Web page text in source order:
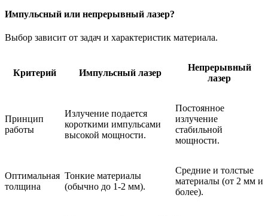
Импульсный или непрерывный лазер?
Выбор зависит от задач и характеристик материала.
Критерий Импульсный лазер
Непрерывный
лазер
Принцип
работы
Излучение подается
короткими импульсами
высокой мощности.
Постоянное
излучение
стабильной
мощности.
Оптимальная
толщина
Тонкие материалы
(обычно до 1-2 мм).
Средние и толстые
материалы (от 2 мм и
более).